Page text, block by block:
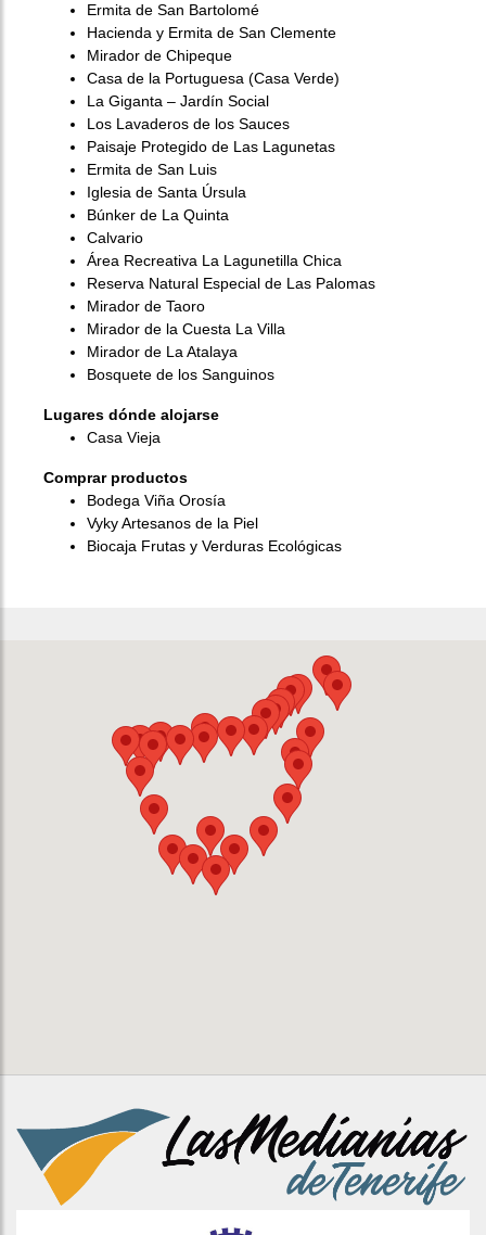
Ermita de San Bartolomé
Hacienda y Ermita de San Clemente
Mirador de Chipeque
Casa de la Portuguesa (Casa Verde)
La Giganta – Jardín Social
Los Lavaderos de los Sauces
Paisaje Protegido de Las Lagunetas
Ermita de San Luis
Iglesia de Santa Úrsula
Búnker de La Quinta
Calvario
Área Recreativa La Lagunetilla Chica
Reserva Natural Especial de Las Palomas
Mirador de Taoro
Mirador de la Cuesta La Villa
Mirador de La Atalaya
Bosquete de los Sanguinos
Lugares dónde alojarse
Casa Vieja
Comprar productos
Bodega Viña Orosía
Vyky Artesanos de la Piel
Biocaja Frutas y Verduras Ecológicas